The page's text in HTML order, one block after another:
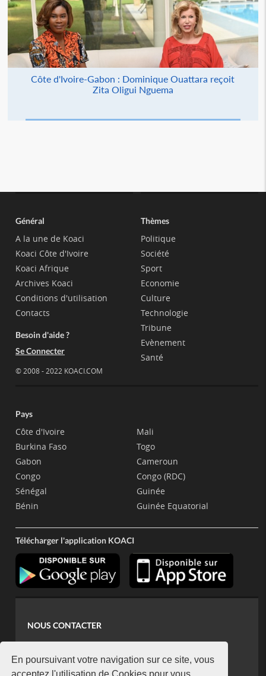
En poursuivant votre navigation sur ce site, vous
acceptez l'utilisation de Cookies pour vous
Côte d'Ivoire-Gabon : Dominique Ouattara reçoit
Zita Oligui Nguema
Général
A la une de Koaci
Koaci Côte d'Ivoire
Koaci Afrique
Archives Koaci
Conditions d'utilisation
Contacts
Besoin d'aide ?
Se Connecter
© 2008 - 2022 KOACI.COM
Thèmes
Politique
Société
Sport
Economie
Culture
Technologie
Tribune
Evènement
Santé
Pays
Côte d'Ivoire
Burkina Faso
Gabon
Congo
Sénégal
Bénin
Mali
Togo
Cameroun
Congo (RDC)
Guinée
Guinée Equatorial
Télécharger l'application KOACI
NOUS CONTACTER
koaci@yahoo.fr